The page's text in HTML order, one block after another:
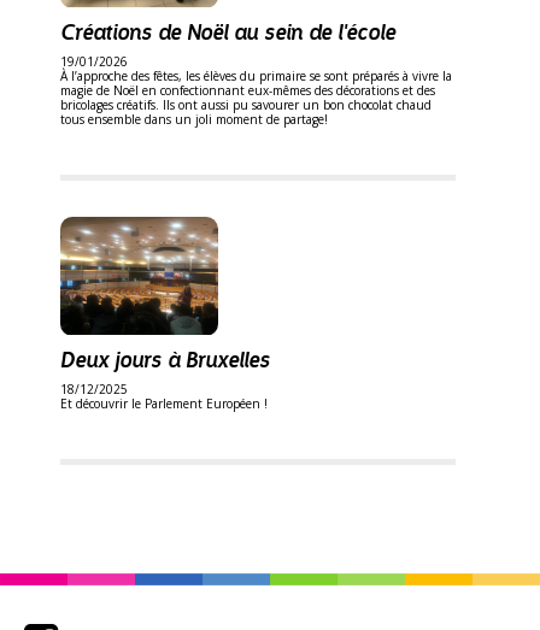
Créations de Noël au sein de l'école
19/01/2026
À l’approche des fêtes, les élèves du primaire se sont préparés à vivre la
magie de Noël en confectionnant eux-mêmes des décorations et des
bricolages créatifs. Ils ont aussi pu savourer un bon chocolat chaud
tous ensemble dans un joli moment de partage!
Deux jours à Bruxelles
18/12/2025
Et découvrir le Parlement Européen !